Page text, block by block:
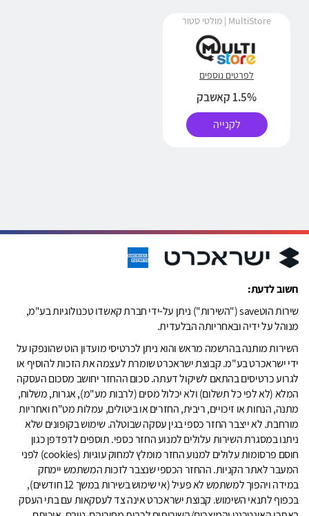
MultiStore | מולטי סטור
לפרטים נוספים
1.5% קאשבק
לקנייה
חשוב לדעת:
שירות הוטsave ("השירות") ניתן על-ידי חברת קאשדו טכנולוגיות בע"מ,
מנוהל על ידיה ובאחריותה הבלעדית.
השירות מותנה בהרשמה מראש והוא ניתן לכרטיסי מועדון הוט שהונפקו על
ידי ישראכרט בע"מ. קבוצת ישראכרט שומרת לעצמה את הזכות להוסיף או
לגרוע כרטיסים בהתאם לשיקול דעתה. סכום ההחזר יחושב מסכום העסקה
המלא (לא לפי כל תשלום) ולא יכלול מסים (לרבות מע"מ), אגרות, משלוח,
מתנה, הנחות או זיכויים, ריבית, החזרים או ביטולים, עמלות מט"ח ואחריות
מורחבת. לא ייצבר החזר כספי בגין עסקה שבוטלה. שימוש בקופונים שלא
ניתנו במסגרת השירות עלולים למנוע החזר כספי. תוספים לדפדפן כגון
חוסם פרסומות עלולים למנוע החזר מומלץ למחוק עוגיות (cookies) לפני
המעבר לאתר הקניות. ההחזר הכספי שנצבר לזכות המשתמש יימחק
במידה ויהפוך למשתמש לא פעיל (אי שימוש בשירות במשך 12 חודשים),
בכפוף לתנאי השימוש. קבוצת ישראכרט אינה צד לעסקאות עם בתי העסק